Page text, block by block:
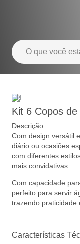
Kit 6 Copos
Descrição
Com design versátil
diário ou ocasiões
com diferentes
mais convidativas.
Com capacidade
perfeito para servir
trazendo praticidade
Características